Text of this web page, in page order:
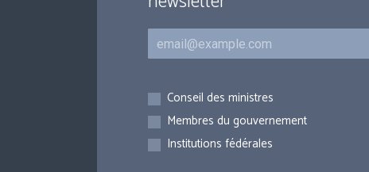
Courriel
Inscriptions
Conseil des ministres
Membres du gouvernement
Institutions fédérales